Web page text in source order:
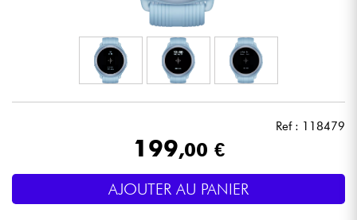
Micros & HF
Eclairage
Ref : 118479
199,00 €
AJOUTER AU PANIER